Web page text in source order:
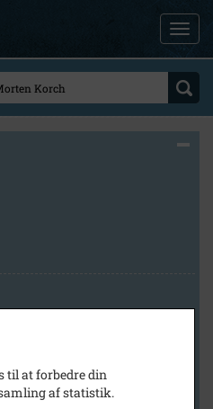
Høje-Taastrup Kommune
til at forbedre din
af statistik.